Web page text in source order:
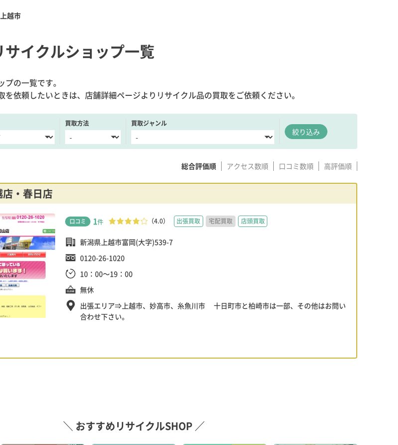
上越市
イクルショップ一覧
の一覧です。
を依頼したいときは、店舗詳細ページよりリサイクル品の買取をご依頼ください。
買取方法 買取ジャンル
絞り込み
総合評価順 アクセス数順 口コミ数順 高評価順
・春日店
口コミ 1件 （4.0） 出張買取 宅配買取 店頭買取
新潟県上越市富岡(大字)539-7
0120-26-1020
10：00～19：00
無休
出張エリア⇒上越市、妙高市、糸魚川市 十日町市と柏崎市は一部、その他はお問い
合わせ下さい。
＼ おすすめリサイクルSHOP ／